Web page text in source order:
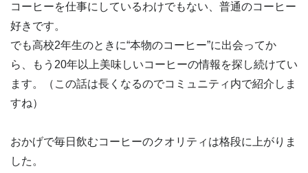
コーヒーを仕事にしているわけでもない、普通のコーヒー
好きです。
でも高校2年生のときに“本物のコーヒー”に出会ってか
ら、もう20年以上美味しいコーヒーの情報を探し続けてい
ます。
（この話は長くなるのでコミュニティ内で紹介しま
すね）
おかげで毎日飲むコーヒーのクオリティは格段に上がりま
した。